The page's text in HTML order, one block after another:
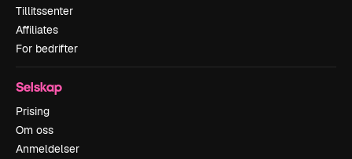
Tillitssenter
Affiliates
For bedrifter
Selskap
Prising
Om oss
Anmeldelser